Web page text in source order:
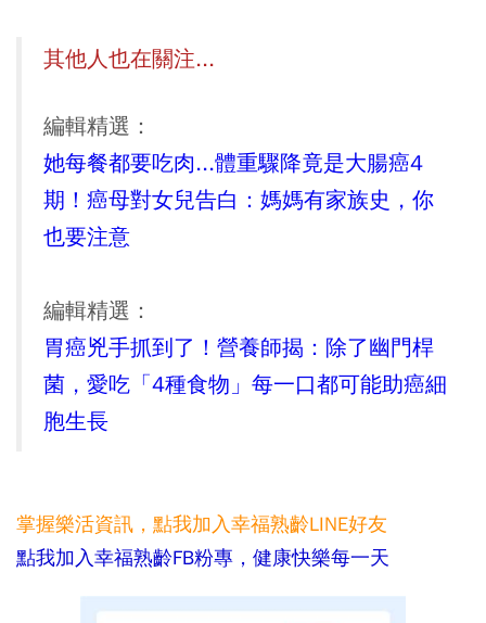
其他人也在關注...
編輯精選：
她每餐都要吃肉...體重驟降竟是大腸癌4
期！癌母對女兒告白：媽媽有家族史，你
也要注意
編輯精選：
胃癌兇手抓到了！營養師揭：除了幽門桿
菌，愛吃「4種食物」每一口都可能助癌細
胞生長
掌握樂活資訊，點我加入幸福熟齡LINE好友
點我加入幸福熟齡FB粉專，健康快樂每一天